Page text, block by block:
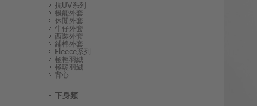
抗UV系列
機能外套
休閒外套
牛仔外套
西裝外套
鋪棉外套
Fleece系列
極輕羽絨
極暖羽絨
背心
下身類